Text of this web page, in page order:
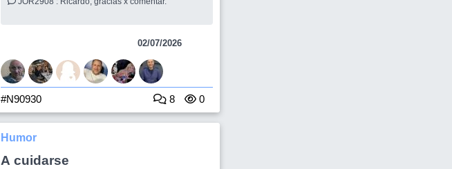
02/07/2026
#N90930 8 0
Humor
A cuidarse